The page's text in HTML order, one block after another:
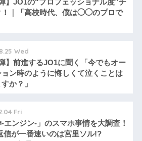
弾】JO1の“プロフェッショナル度”チ
！｜「高校時代、僕は◯◯のプロで
Wed
弾】前進するJO1に聞く「今でもオー
ン時のように悔しくて泣くことは
か？」
Fri
-エンジン-」のスマホ事情を大調査！
信が一番速いのは宮里ソル!?